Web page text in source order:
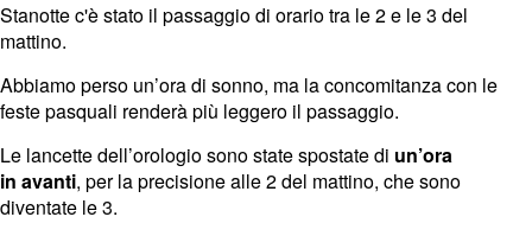
Stanotte c'è stato il passaggio di orario tra le 2 e le 3 del
mattino.
Abbiamo perso un’ora di sonno, ma la concomitanza con le
feste pasquali renderà più leggero il passaggio.
Le lancette dell’orologio sono state spostatedi un’ora
in avanti, per la precisione alle 2 del mattino, che sono
diventate le 3.